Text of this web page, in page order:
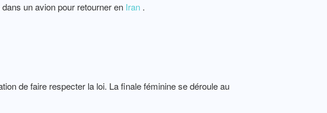
un avion pour retourner en Iran .
de faire respecter la loi. La finale féminine se déroule au